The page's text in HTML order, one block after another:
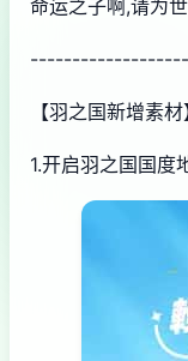
命运之子啊,请为
【羽之国新增素材
1.开启羽之国国度